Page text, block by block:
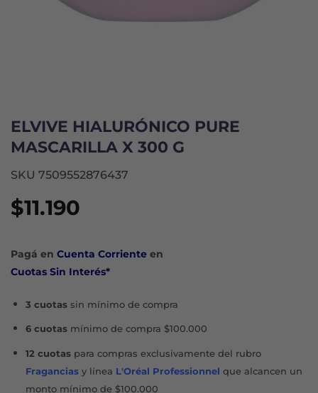
ELVIVE HIALURÓNICO PURE
MASCARILLA X 300 G
SKU 7509552876437
$11.190
Pagá en Cuenta Corriente en
Cuotas Sin Interés*
3 cuotassin mínimo de compra
6 cuotasmínimo de compra $100.000
12 cuotaspara compras exclusivamente del rubro
Fraganciasy línea L'Oréal Professionnel que alcancen un
monto mínimo de $100.000